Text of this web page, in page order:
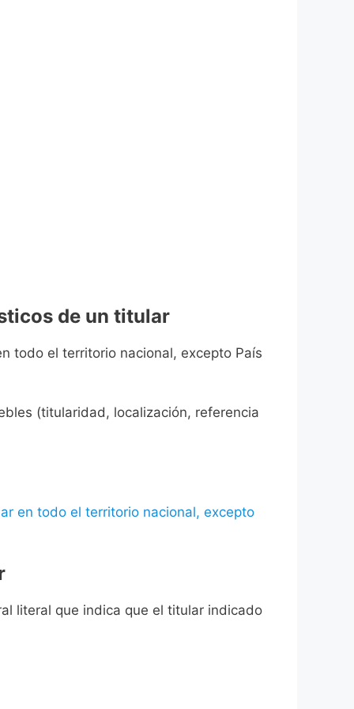
de un titular
todo el territorio nacional, excepto País
(titularidad, localización, referencia
en todo el territorio nacional, excepto
literal que indica que el titular indicado